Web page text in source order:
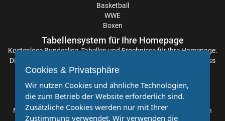
Rostock
Transfergerüchte
Basketball
WWE
Boxen
Tabellensystem für Ihre Homepage
KostenloseBundesliga-Tabellenund Ergebnisse für Ihre Homepage.
Die Aktualisierung der Ergebnisse erfolgt alle paar Minuten, sodass
Sie stets auf dem Laufenden sind. Einfache und schnelle
Partnervereine
Möchten Sie, dass auch Ihr Verein mehr Beachtung findet? Dann
Cookies & Privatsphäre
Wir nutzen Cookies und ähnliche Technologien,
die zum Betrieb der Website erforderlich sind.
Zusätzliche Cookies werden nur mit Ihrer
Zustimmung verwendet. Wir verwenden die